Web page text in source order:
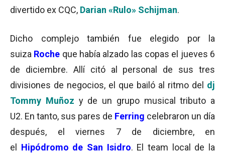
divertido ex CQC, Darian «Rulo» Schijman.
Dicho complejo también fue elegido por la
suiza Roche que había alzado las copas el jueves 6
de diciembre. Allí citó al personal de sus tres
divisiones de negocios, el que bailó al ritmo del dj
Tommy Muñoz y de un grupo musical tributo a
U2. En tanto, sus pares de Ferring celebraron un día
después, el viernes 7 de diciembre, en
el Hipódromo de San Isidro. El team local de la